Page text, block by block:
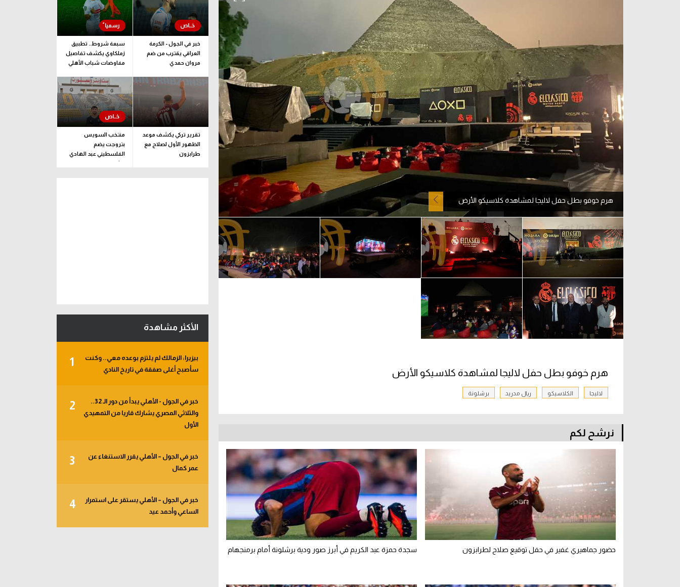
الدوري السعودي للمحترفين
دوري أبطال أوروبا
دوري أبطال إفريقيا
كل البطولات
رياضات أخرى
ركن الألعاب
هرم خوفو بطل حفل لاليجا لمشاهدة كلاسيكو الأرض
هرم خوفو بطل حفل لاليجا لمشاهدة كلاسيكو الأرض
لاليجا الكلاسيكو ريال مدريد برشلونة
نرشح لكم
حضور جماهيري غفير في حفل توقيع صلاح لطرابزون سجدة حمزة عبد الكريم في أبرز صور ودية برشلونة أمام برمنجهام
خبر في الجول - الكرمة
العراقي يقترب من ضم
مروان حمدي
سبعة شروط.. تطبيق
زملكاوي يكشف تفاصيل
مفاوضات شباب الأهلي
تقرير تركي يكشف موعد
الظهور الأول لصلاح مع
طرابزون
منتخب السويس
بتروجت يضم
الفلسطيني عبد الهادي
راشد
الأكثر مشاهدة
1
بيزيرا: الزمالك لم يلتزم بوعده معي.. وكنت
سأصبح أغلى صفقة في تاريخ النادي
2
خبر في الجول - الأهلي يبدأ من دور الـ 32..
والثلاثي المصري يشارك قاريا من التمهيدي
الأول
3
خبر في الجول – الأهلي يقرر الاستنغاء عن
عمر كمال
4
خبر في الجول – الأهلي يستقر على استمرار
الساعي وأحمد عيد